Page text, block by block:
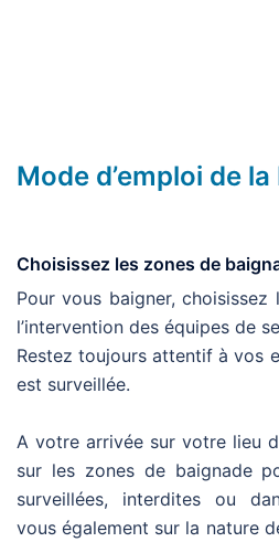
Mode d’emploi de
Choisissez les zones de
Pour vous baigner, choisissez
l’intervention des équipes de
Restez toujours attentif à vos
est surveillée.
A votre arrivée sur votre lieu
sur les zones de baignade
surveillées, interdites ou
vous également sur la nature